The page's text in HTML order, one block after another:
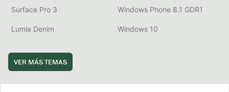
Surface Pro 3 Windows Phone 8.1 GDR1
Lumia Denim Windows 10
VER MÁS TEMAS